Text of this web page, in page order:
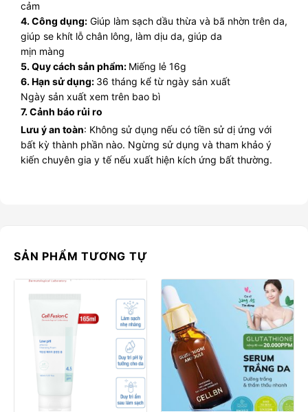
cảm
4. Công dụng: Giúp làm sạch dầu thừa và bã nhờn trên da,
giúp se khít lỗ chân lông, làm dịu da, giúp da
mịn màng
5. Quy cách sản phẩm: Miếng lẻ 16g
6. Hạn sử dụng: 36 tháng kể từ ngày sản xuất
Ngày sản xuất xem trên bao bì
7. Cảnh báo rủi ro
Lưu ý an toàn: Không sử dụng nếu có tiền sử dị ứng với
bất kỳ thành phần nào. Ngừng sử dụng và tham khảo ý
kiến chuyên gia y tế nếu xuất hiện kích ứng bất thường.
SẢN PHẨM TƯƠNG TỰ